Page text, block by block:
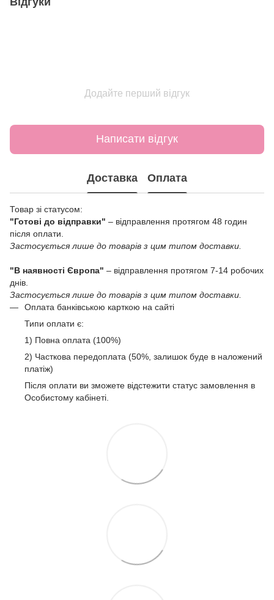
Додайте перший відгук
Написати відгук
Доставка Оплата
Товар зі статусом:
"Готові до відправки" – відправлення протягом 48 годин
після оплати.
Застосується лише до товарів з цим типом доставки.
"В наявності Європа" – відправлення протягом 7-14 робочих
днів.
Застосується лише до товарів з цим типом доставки.
Оплата банківською карткою на сайті
Типи оплати є:
1) Повна оплата (100%)
2) Часткова передоплата (50%, залишок буде в наложений
платіж)
Після оплати ви зможете відстежити статус замовлення в
Особистому кабінеті.